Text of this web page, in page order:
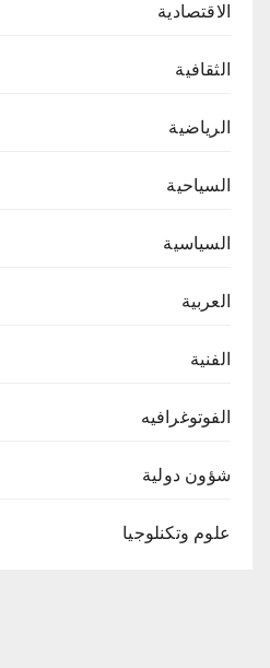
الاقتصادية
الثقافية
الرياضية
السياحية
السياسية
العربية
الفنية
الفوتوغرافيه
شؤون دولية
علوم وتكنلوجيا